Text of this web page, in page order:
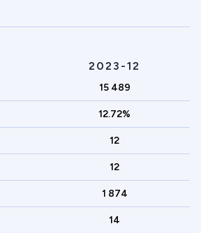
2023-12
15 489
12.72%
12
12
1 874
14